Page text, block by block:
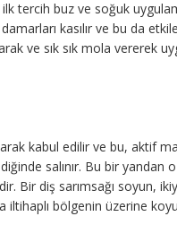
tercih buz ve soğuk
kasılır ve bu da
ve sık sık mola vererek
kabul edilir ve bu, aktif
salınır. Bu bir yandan
Bir diş sarımsağı soyun,
iltihaplı bölgenin üzerine